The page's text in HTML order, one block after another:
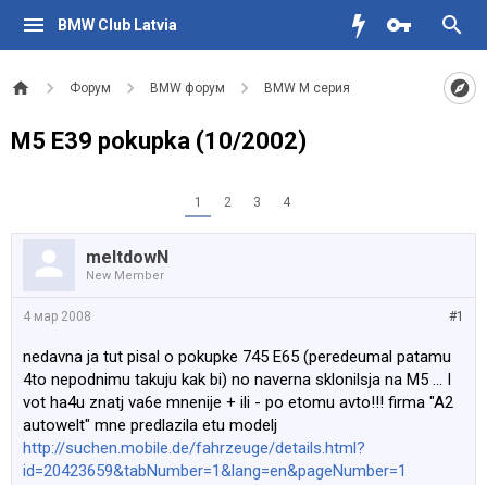
BMW Club Latvia
Форум BMW форум BMW M серия
M5 E39 pokupka (10/2002)
1 2 3 4
meltdowN
New Member
#1
4 мар 2008
nedavna ja tut pisal o pokupke 745 E65 (peredeumal patamu
4to nepodnimu takuju kak bi) no naverna sklonilsja na M5 ... I
vot ha4u znatj va6e mnenije + ili - po etomu avto!!! firma "A2
autowelt" mne predlazila etu modelj
http://suchen.mobile.de/fahrzeuge/details.html?
id=20423659&tabNumber=1&lang=en&pageNumber=1